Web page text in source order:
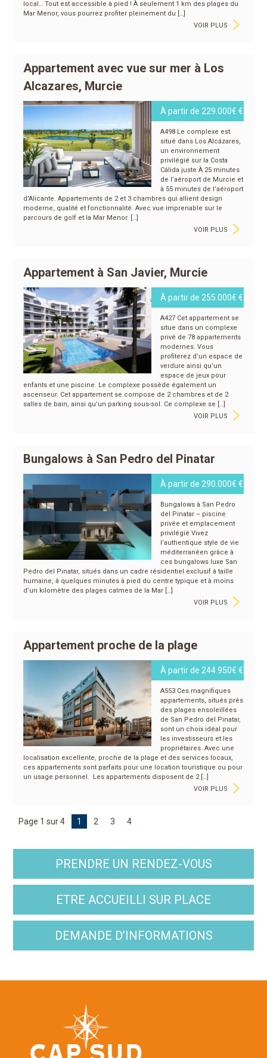
local… Tout est accessible à pied ! À seulement 1 km des plages du
Mar Menor, vous pourrez profiter pleinement du […]
VOIR PLUS
>
Appartement avec vue sur mer à Los
Alcazares, Murcie
À partir de 229.000€ €
A498 Le complexe est
situé dans Los Alcázares,
un environnement
privilégié sur la Costa
Cálida juste À 25 minutes
de l’aéroport de Murcie et
à 55 minutes de l’aéroport
d’Alicante. Appartements de 2 et 3 chambres qui allient design
moderne, qualité et fonctionnalité. Avec vue imprenable sur le
parcours de golf et la Mar Menor. […]
VOIR PLUS
>
Appartement à San Javier, Murcie
À partir de 255.000€ €
A427 Cet appartement se
situe dans un complexe
privé de 78 appartements
modernes. Vous
profiterez d’un espace de
verdure ainsi qu’un
espace de jeux pour
enfants et une piscine. Le complexe possède également un
ascenseur. Cet appartement se compose de 2 chambres et de 2
salles de bain, ainsi qu’un parking sous-sol. Ce complexe se […]
VOIR PLUS
>
Bungalows à San Pedro del Pinatar
À partir de 290.000€ €
Bungalows à San Pedro
del Pinatar – piscine
privée et emplacement
privilégié Vivez
l’authentique style de vie
méditerranéen grâce à
ces bungalows luxe San
Pedro del Pinatar, situés dans un cadre résidentiel exclusif à taille
humaine, à quelques minutes à pied du centre typique et à moins
d’un kilomètre des plages calmes de la Mar […]
VOIR PLUS
>
Appartement proche de la plage
À partir de 244.950€ €
A553 Ces magnifiques
appartements, situés près
des plages ensoleillées
de San Pedro del Pinatar,
sont un choix idéal pour
les investisseurs et les
propriétaires. Avec une
localisation excellente, proche de la plage et des services locaux,
ces appartements sont parfaits pour une location touristique ou pour
un usage personnel. ️ Les appartements disposent de 2 […]
VOIR PLUS
>
Page 1 sur 4 1 2 3 4
PRENDRE UN RENDEZ-VOUS
ETRE ACCUEILLI SUR PLACE
DEMANDE D’INFORMATIONS